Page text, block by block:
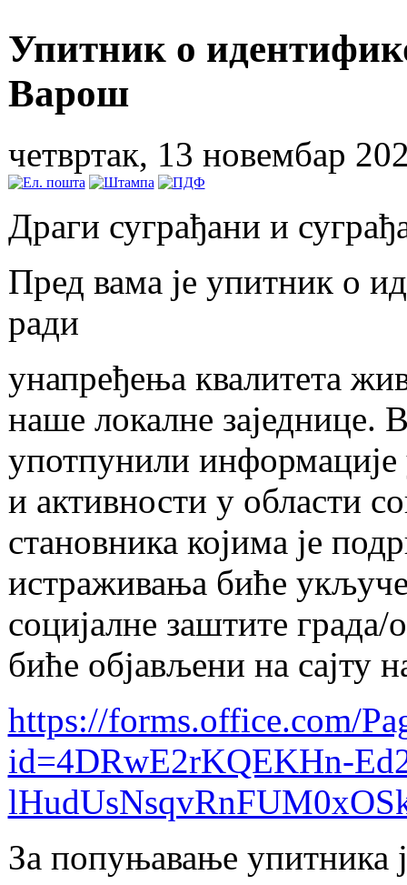
Упитник о
Варош
четвртак, 13 новембар
Драги суграђани и
Пред вама је упитник о
ради
унапређења квалитета
наше локалне
употпунили
и активности у области
становника којима је
истраживања биће
социјалне заштите
биће објављени на сајту
https://forms.office.com/
id=4DRwE2rKQEKHn-
За попуњавање упитника